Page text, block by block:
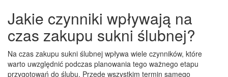
Jakie czynniki wpływają na
czas zakupu sukni ślubnej?
Na czas zakupu sukni ślubnej wpływa wiele czynników, które
warto uwzględnić podczas planowania tego ważnego etapu
przygotowań do ślubu. Przede wszystkim termin samego